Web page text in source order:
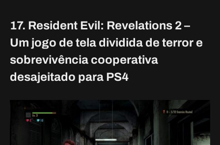
17. Resident Evil: Revelations 2 –
Um jogo de tela dividida de terror e
sobrevivência cooperativa
desajeitado para PS4